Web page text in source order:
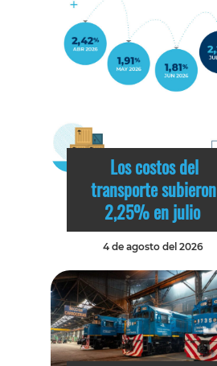
Los costos del
transporte subieron
2,25% en julio
4 de agosto del 2026